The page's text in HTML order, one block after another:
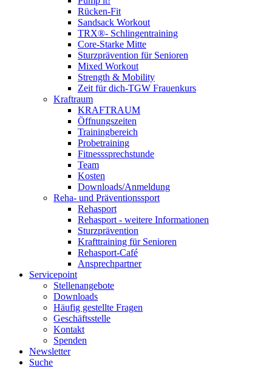
Rücken-Fit
Sandsack Workout
TRX®- Schlingentraining
Core-Starke Mitte
Sturzprävention für Senioren
Mixed Workout
Strength & Mobility
Zeit für dich-TGW Frauenkurs
Kraftraum
KRAFTRAUM
Öffnungszeiten
Trainingbereich
Probetraining
Fitnesssprechstunde
Team
Kosten
Downloads/Anmeldung
Reha- und Präventionssport
Rehasport
Rehasport - weitere Informationen
Sturzprävention
Krafttraining für Senioren
Rehasport-Café
Ansprechpartner
Servicepoint
Stellenangebote
Downloads
Häufig gestellte Fragen
Geschäftsstelle
Kontakt
Spenden
Newsletter
Suche